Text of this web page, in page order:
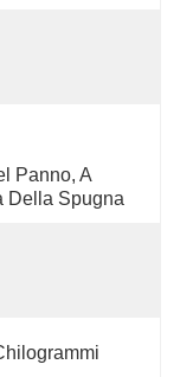
Panno, A
Della Spugna